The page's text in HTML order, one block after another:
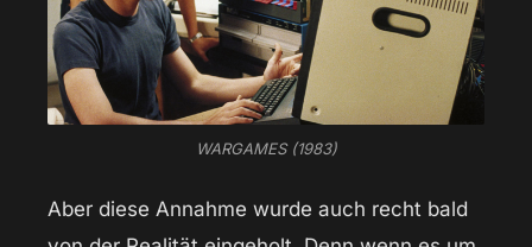
WARGAMES (1983)
Aber diese Annahme wurde auch recht bald